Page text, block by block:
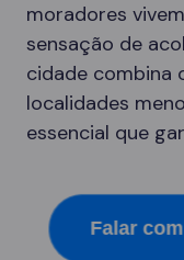
moradores
sensação de
cidade combina
localidades
essencial que
Falar